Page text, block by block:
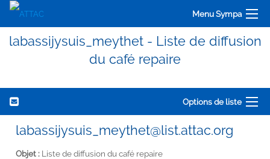
Menu Sympa
labassijysuis_meythet - Liste de diffusion
du café repaire
Options de liste
labassijysuis_meythet@list.attac.org
Objet : Liste de diffusion du café repaire